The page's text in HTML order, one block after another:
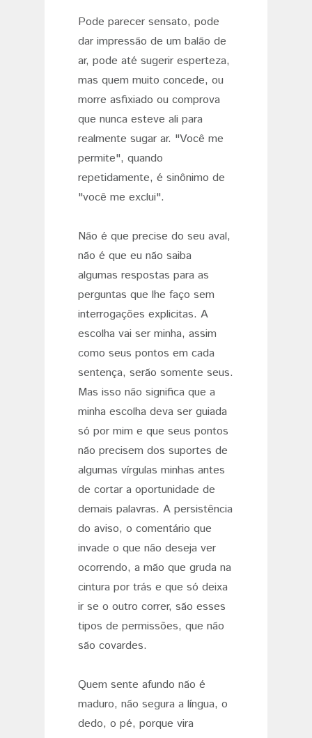
Pode parecer sensato, pode
dar impressão de um balão de
ar, pode até sugerir esperteza,
mas quem muito concede, ou
morre asfixiado ou comprova
que nunca esteve ali para
realmente sugar ar. "Você me
permite", quando
repetidamente, é sinônimo de
"você me exclui".
Não é que precise do seu aval,
não é que eu não saiba
algumas respostas para as
perguntas que lhe faço sem
interrogações explicitas. A
escolha vai ser minha, assim
como seus pontos em cada
sentença, serão somente seus.
Mas isso não significa que a
minha escolha deva ser guiada
só por mim e que seus pontos
não precisem dos suportes de
algumas vírgulas minhas antes
de cortar a oportunidade de
demais palavras. A persistência
do aviso, o comentário que
invade o que não deseja ver
ocorrendo, a mão que gruda na
cintura por trás e que só deixa
ir se o outro correr, são esses
tipos de permissões, que não
são covardes.
Quem sente afundo não é
maduro, não segura a língua, o
dedo, o pé, porque vira